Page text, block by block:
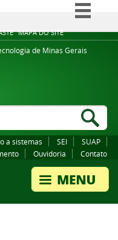
MAPA DO SITE
Simplifique!
Comunica BR
Legislação
de Minas Gerais
a sistemas SEI
SUAP
Ouvidoria Contato